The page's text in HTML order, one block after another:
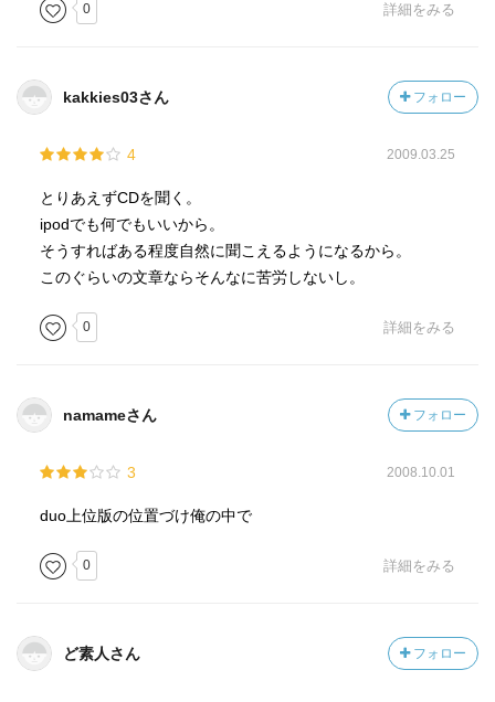
0 詳細をみる
kakkies03さん フォロー
4 2009.03.25
とりあえずCDを聞く。
ipodでも何でもいいから。
そうすればある程度自然に聞こえるようになるから。
このぐらいの文章ならそんなに苦労しないし。
0 詳細をみる
namameさん フォロー
3 2008.10.01
duo上位版の位置づけ俺の中で
0 詳細をみる
ど素人さん フォロー